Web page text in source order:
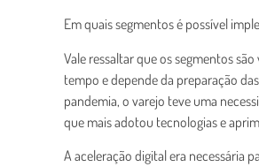
Em quais segmentos é possível
Vale ressaltar que os segmentos
tempo e depende da preparação
pandemia, o varejo teve uma
que mais adotou tecnologias e
A aceleração digital era necessária